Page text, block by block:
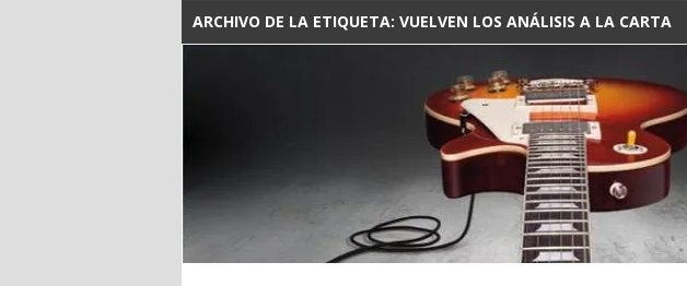
ARCHIVO DE LA ETIQUETA: VUELVEN LOS ANÁLISIS A LA CARTA